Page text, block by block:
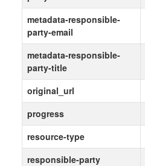
metadata-responsible-
party-email
metadata-responsible-
party-title
original_url
progress
resource-type
responsible-party